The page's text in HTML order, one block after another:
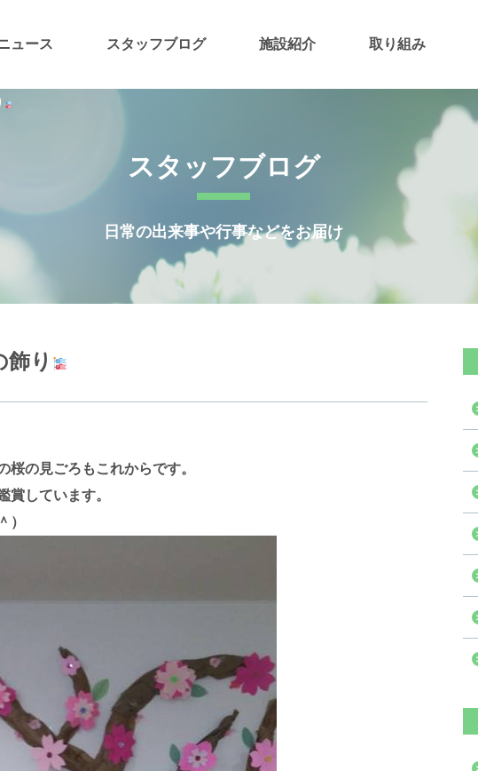
ュース スタッフブログ 施設紹介 取り組み
スタッフブログ
日常の出来事や行事などをお届け
飾り
の見ごろもこれからです。
賞しています。
）